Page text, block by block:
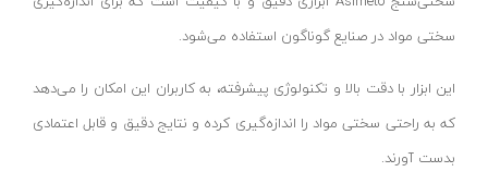
پیچ گوشتی شارژی
دریل نمونه برداری
میلواکی - Milwaukee
نک - NEK
هیوندای - Hyundai
والتی - Walte
زرد
سرمه ای
نقره ای
مشکی
فیلتر
سختی مواد در صنایع گوناگون استفاده می‌شود.
این ابزار با دقت بالا و تکنولوژی پیشرفته، به کاربران این امکان را می‌دهد
که به راحتی سختی مواد را اندازه‌گیری کرده و نتایج دقیق و قابل اعتمادی
بدست آورند.